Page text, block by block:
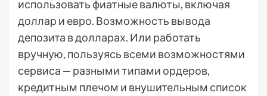
использовать фиатные валюты, включая
доллар и евро. Возможность вывода
депозита в долларах. Или работать
вручную, пользуясь всеми возможностями
сервиса — разными типами ордеров,
кредитным плечом и внушительным список